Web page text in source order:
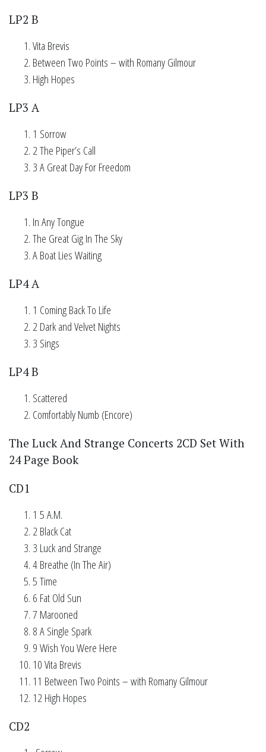
LP2 B
Vita Brevis
Between Two Points – with Romany Gilmour
High Hopes
LP3 A
1 Sorrow
2 The Piper’s Call
3 A Great Day For Freedom
LP3 B
In Any Tongue
The Great Gig In The Sky
A Boat Lies Waiting
LP4 A
1 Coming Back To Life
2 Dark and Velvet Nights
3 Sings
LP4 B
Scattered
Comfortably Numb (Encore)
The Luck And Strange Concerts 2CD Set With
24 Page Book
CD1
1 5 A.M.
2 Black Cat
3 Luck and Strange
4 Breathe (In The Air)
5 Time
6 Fat Old Sun
7 Marooned
8 A Single Spark
9 Wish You Were Here
10 Vita Brevis
11 Between Two Points – with Romany Gilmour
12 High Hopes
CD2